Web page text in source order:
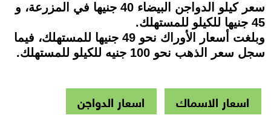
سعر كيلو الدواجن البيضاء 40 جنيها في المزرعة، و
45 جنيها للكيلو للمستهلك.
وبلغت أسعار الأوراك نحو 49 جنيها للمستهلك، فيما
سجل سعر الذهب نحو 100 جنيه للكيلو للمستهلك.
اسعار الاسماك
اسعار الدواجن